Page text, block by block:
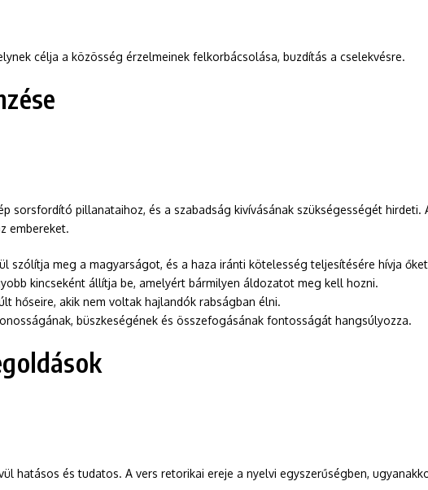
célja a közösség érzelmeinek felkorbácsolása, buzdítás a cselekvésre.
sorsfordító pillanataihoz, és a szabadság kivívásának szükségességét
embereket.
szólítja meg a magyarságot, és a haza iránti kötelesség teljesítésére hívja
kincseként állítja be, amelyért bármilyen áldozatot meg kell hozni.
hőseire, akik nem voltak hajlandók rabságban élni.
büszkeségének és összefogásának fontosságát hangsúlyozza.
hatásos és tudatos. A vers retorikai ereje a nyelvi egyszerűségben,